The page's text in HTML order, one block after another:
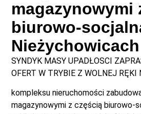
magazynowymi
biurowo-
Nieżychowicach
SYNDYK MASY UPADŁOSCI
OFERT W TRYBIE Z WOLNEJ RĘKI
kompleksu nieruchomości
magazynowymi z częścią biurowo-